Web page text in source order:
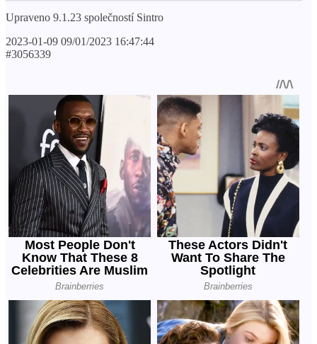
Upraveno 9.1.23 společností Sintro
2023-01-09 09/01/2023 16:47:44
#3056339